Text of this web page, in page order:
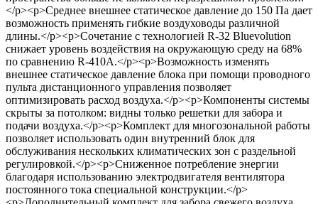
</p><p>Среднее внешнее статическое давление до 150 Па дает
возможность применять гибкие воздуховоды различной
длины.</p><p>Сочетание с технологией R-32 Bluevolution
снижает уровень воздействия на окружающую среду на 68%
по сравнению R-410A.</p><p>Возможность изменять
внешнее статическое давление блока при помощи проводного
пульта дистанционного управления позволяет
оптимизировать расход воздуха.</p><p>Компоненты системы
скрыты за потолком: видны только решетки для забора и
подачи воздуха.</p><p>Комплект для многозональной работы
позволяет использовать один внутренний блок для
обслуживания нескольких климатических зон с раздельной
регулировкой.</p><p>Сниженное потребление энергии
благодаря использованию электродвигателя вентилятора
постоянного тока специальной конструкции.</p>